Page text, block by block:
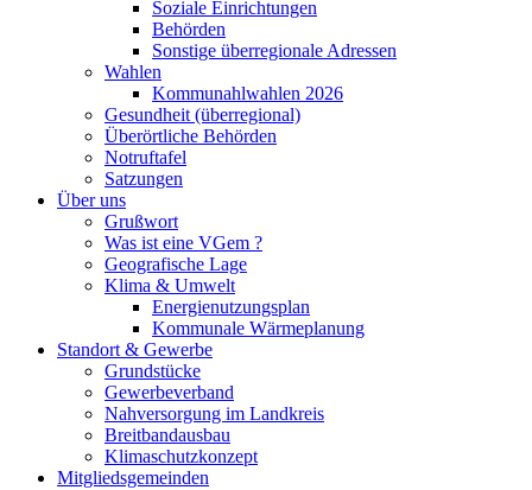
Soziale Einrichtungen
Behörden
Sonstige überregionale Adressen
Wahlen
Kommunahlwahlen 2026
Gesundheit (überregional)
Überörtliche Behörden
Notruftafel
Satzungen
Über uns
Grußwort
Was ist eine VGem ?
Geografische Lage
Klima & Umwelt
Energienutzungsplan
Kommunale Wärmeplanung
Standort & Gewerbe
Grundstücke
Gewerbeverband
Nahversorgung im Landkreis
Breitbandausbau
Klimaschutzkonzept
Mitgliedsgemeinden